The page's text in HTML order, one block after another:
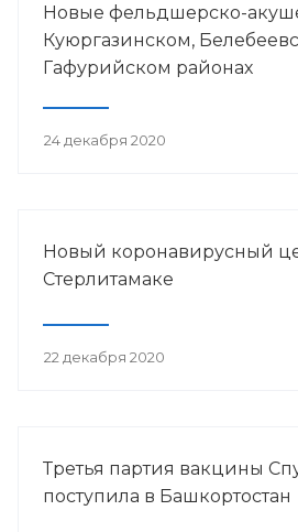
Новые фельдшерско-
Куюргазинском,
Гафурийском районах
24 декабря 2020
Новый коронавирусный
Стерлитамаке
22 декабря 2020
Третья партия вакцины
поступила в Башкортостан